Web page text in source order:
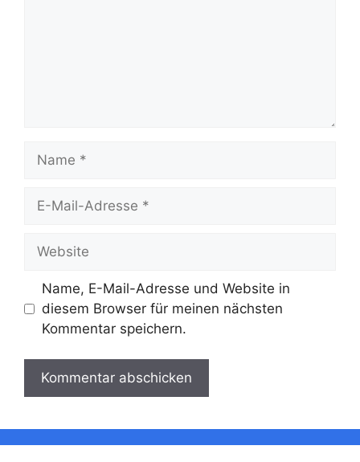
Mail-
Name, E-Mail-Adresse und Website in
diesem Browser für meinen nächsten
Kommentar speichern.